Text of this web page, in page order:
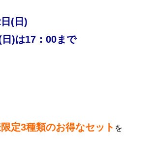
(日)
)は17：00まで
定3種類のお得なセット を